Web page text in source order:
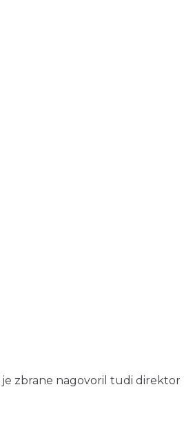
nagovoril tudi direktor